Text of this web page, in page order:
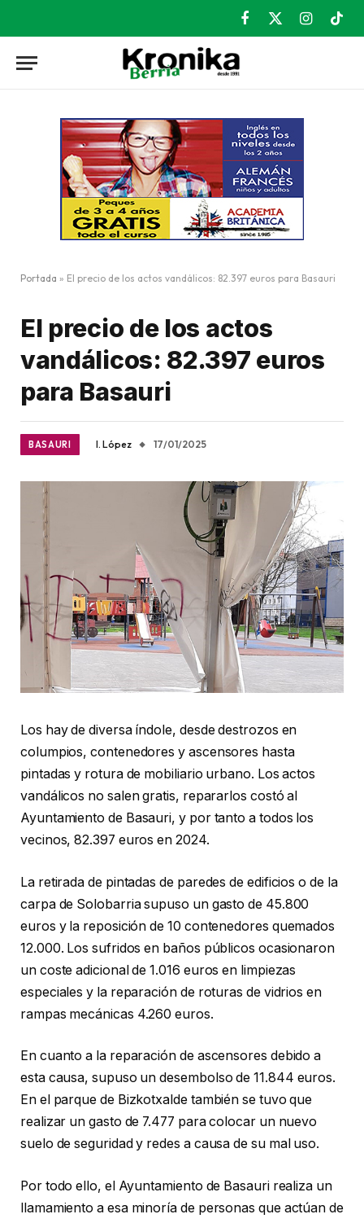
Facebook
X
Instagram
Portada » El precio de los actos vandálicos: 82.397 euros para Basauri
El precio de los actos
vandálicos: 82.397 euros
para Basauri
BASAURI I. López 17/01/2025
Los hay de diversa índole, desde destrozos en
columpios, contenedores y ascensores hasta
pintadas y rotura de mobiliario urbano. Los actos
vandálicos no salen gratis, repararlos costó al
Ayuntamiento de Basauri, y por tanto a todos los
vecinos, 82.397 euros en 2024.
La retirada de pintadas de paredes de edificios o de la
carpa de Solobarria supuso un gasto de 45.800
euros y la reposición de 10 contenedores quemados
12.000. Los sufridos en baños públicos ocasionaron
un coste adicional de 1.016 euros en limpiezas
especiales y la reparación de roturas de vidrios en
rampas mecánicas 4.260 euros.
En cuanto a la reparación de ascensores debido a
esta causa, supuso un desembolso de 11.844 euros.
En el parque de Bizkotxalde también se tuvo que
realizar un gasto de 7.477 para colocar un nuevo
suelo de seguridad y redes a causa de su mal uso.
Por todo ello, el Ayuntamiento de Basauri realiza un
llamamiento a esa minoría de personas que actúan de